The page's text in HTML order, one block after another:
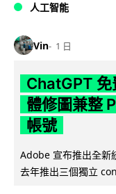
人工智能
Vin 1 日
ChatGPT
體修圖兼整
帳號
Adobe 宣布推出全新
去年推出三個獨立